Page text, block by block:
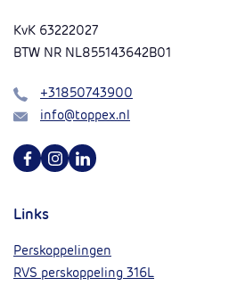
KvK 63222027
BTW NR NL855143642B01
Bel
+31850743900
Mail
info@toppex.nl
Volg ons op Facebook
Volg ons op Instagram
Volg ons op Linkedin
Links
Perskoppelingen
RVS perskoppeling 316L